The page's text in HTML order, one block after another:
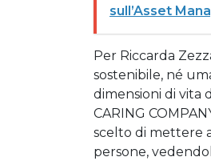
sull’Asset
Per Riccarda
sostenibile, né
dimensioni di vita
CARING
scelto di mettere
persone,